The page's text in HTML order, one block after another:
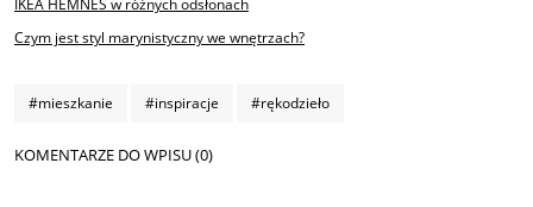
IKEA HEMNES w różnych odsłonach
Czym jest styl marynistyczny we wnętrzach?
#mieszkanie #inspiracje #rękodzieło
KOMENTARZE DO WPISU (0)